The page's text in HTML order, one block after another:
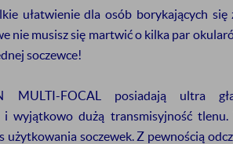
ułatwienie dla osób borykających się
nie musisz się martwić o kilka par
soczewce!
MULTI-FOCAL posiadają ultra
i wyjątkowo dużą transmisyjność
soczewek. Z pewnością
Wyrażam zgodę na otrzymywanie informacji
podany adres e-mail
dotyczy produktów objętych promocją oraz